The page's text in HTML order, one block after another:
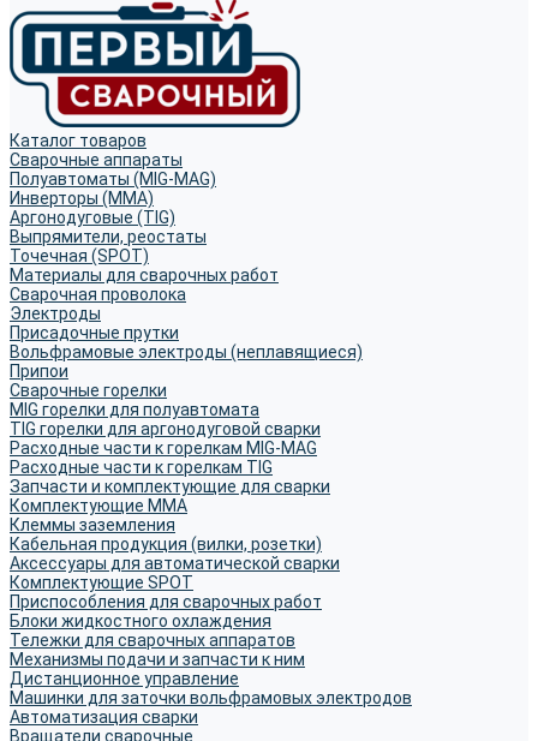
Каталог товаров
Сварочные аппараты
Полуавтоматы (MIG-MAG)
Инверторы (MMA)
Аргонодуговые (TIG)
Выпрямители, реостаты
Точечная (SPOT)
Материалы для сварочных работ
Сварочная проволока
Электроды
Присадочные прутки
Вольфрамовые электроды (неплавящиеся)
Припои
Сварочные горелки
MIG горелки для полуавтомата
TIG горелки для аргонодуговой сварки
Расходные части к горелкам MIG-MAG
Расходные части к горелкам TIG
Запчасти и комплектующие для сварки
Комплектующие ММА
Клеммы заземления
Кабельная продукция (вилки, розетки)
Аксессуары для автоматической сварки
Комплектующие SPOT
Приспособления для сварочных работ
Блоки жидкостного охлаждения
Тележки для сварочных аппаратов
Механизмы подачи и запчасти к ним
Дистанционное управление
Машинки для заточки вольфрамовых электродов
Автоматизация сварки
Вращатели сварочные